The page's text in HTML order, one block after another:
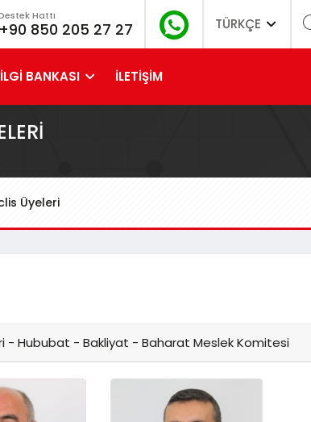
Hattı
+90 850 205 27 27 TÜRKÇE
BANKASI İLETİŞİM
Üyeleri
- Hububat - Bakliyat - Baharat Meslek Komitesi